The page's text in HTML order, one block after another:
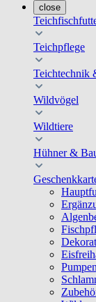
close
Teichpflege
Teichtechnik
Wildvögel
Wildtiere
Hühner &